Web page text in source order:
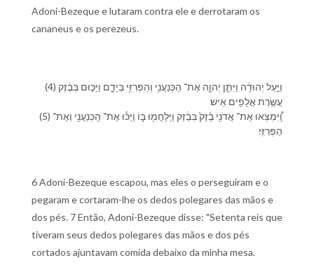
Adoni-Bezeque e lutaram contra ele e derrotaram os
cananeus e os perezeus.
(4) וַ⁠יַּ֣עַל יְהוּדָ֔ה וַ⁠יִּתֵּ֧ן יְהוָ֛ה אֶת־ הַ⁠כְּנַעֲנִ֥י וְ⁠הַ⁠פְּרִזִּ֖י בְּ⁠יָדָ֑⁠ם וַ⁠יַּכּ֣וּ⁠ם בְּ⁠בֶ֔זֶק
עֲשֶׂ֥רֶת אֲלָפִ֖ים אִֽישׁ׃
(5) וַֽ֠⁠יִּמְצְאוּ אֶת־ אֲדֹנִ֥י בֶ֨זֶק֙ בְּ⁠בֶ֔זֶק וַ⁠יִּֽלָּחֲמ֖וּ בּ֑⁠וֹ וַ⁠יַּכּ֕וּ אֶת־ הַֽ⁠כְּנַעֲנִ֖י וְ⁠אֶת־
הַ⁠פְּרִזִּֽי׃
6 Adoni-Bezeque escapou, mas eles o perseguiram e o
pegaram e cortaram-lhe os dedos polegares das mãos e
dos pés. 7 Então, Adoni-Bezeque disse: "Setenta reis que
tiveram seus dedos polegares das mãos e dos pés
cortados ajuntavam comida debaixo da minha mesa.